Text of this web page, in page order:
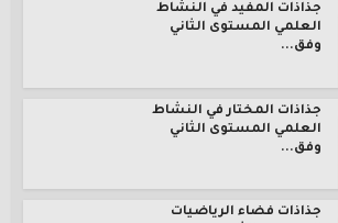
جذاذات المفيد في النشاط
العلمي المستوى الثاني
وفق...
جذاذات المختار في النشاط
العلمي المستوى الثاني
وفق...
جذاذات فضاء الرياضيات